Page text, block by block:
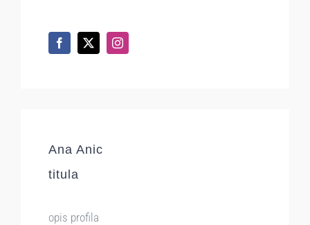
Ana Anic
titula
opis profila